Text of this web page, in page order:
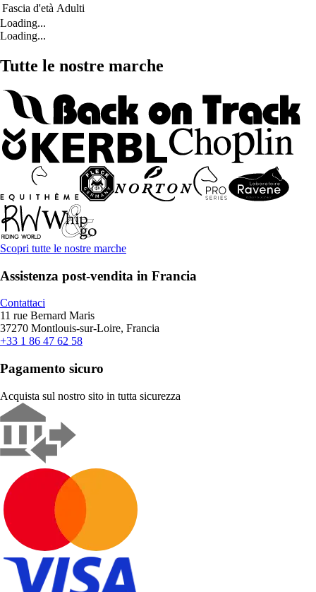
Fascia d'età Adulti
Loading...
Loading...
Tutte le nostre marche
Scopri tutte le nostre marche
Assistenza post-vendita in Francia
Contattaci
11 rue Bernard Maris
37270 Montlouis-sur-Loire, Francia
+33 1 86 47 62 58
Pagamento sicuro
Acquista sul nostro sito in tutta sicurezza